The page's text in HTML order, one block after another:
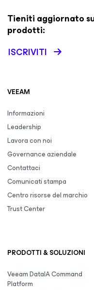
Tieniti aggiornato
prodotti:
ISCRIVITI
VEEAM
Informazioni
Leadership
Lavora con noi
Governance aziendale
Contattaci
Comunicati stampa
Centro risorse del marchio
Trust Center
PRODOTTI & SOLUZIONI
Veeam DataIA Command
Platform